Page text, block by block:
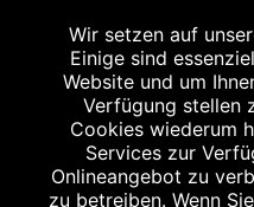
Wir setzen auf
Einige sind
Website und um
Verfügung stellen
Cookies wiederum
Services zur
Onlineangebot zu
zu betreiben. Wenn